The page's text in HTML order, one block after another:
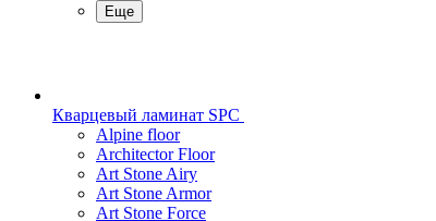
Еще
Кварцевый ламинат SPC
Alpine floor
Architector Floor
Art Stone Airy
Art Stone Armor
Art Stone Force